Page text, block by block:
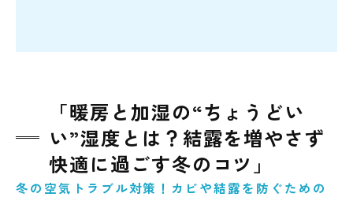
「暖房と加湿の“ちょうどい
い”湿度とは？結露を増やさず
快適に過ごす冬のコツ」
冬の空気トラブル対策！カビや結露を防ぐための